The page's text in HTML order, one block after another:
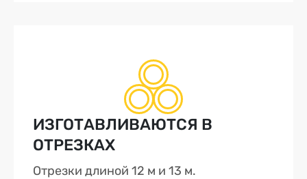
ИЗГОТАВЛИВАЮТСЯ В
ОТРЕЗКАХ
Отрезки длиной 12 м и 13 м.